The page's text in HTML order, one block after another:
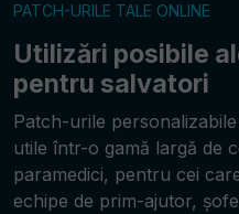
PATCH-URILE TALE ONLINE
Utilizări posibile
pentru salvatori
Patch-urile
utile într-o gamă largă de
paramedici, pentru cei
echipe de prim-ajutor,